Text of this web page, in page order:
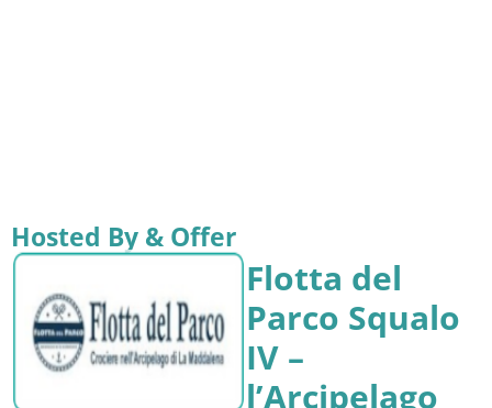
Hosted By & Offer
Flotta del
Parco Squalo
IV –
l’Arcipelago